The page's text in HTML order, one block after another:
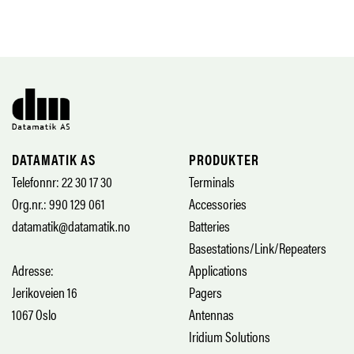
DATAMATIK AS
Telefonnr: 22 30 17 30
Org.nr.: 990 129 061
datamatik@datamatik.no
Adresse:
Jerikoveien 16
1067 Oslo
PRODUKTER
Terminals
Accessories
Batteries
Basestations/Link/Repeaters
Applications
Pagers
Antennas
Iridium Solutions